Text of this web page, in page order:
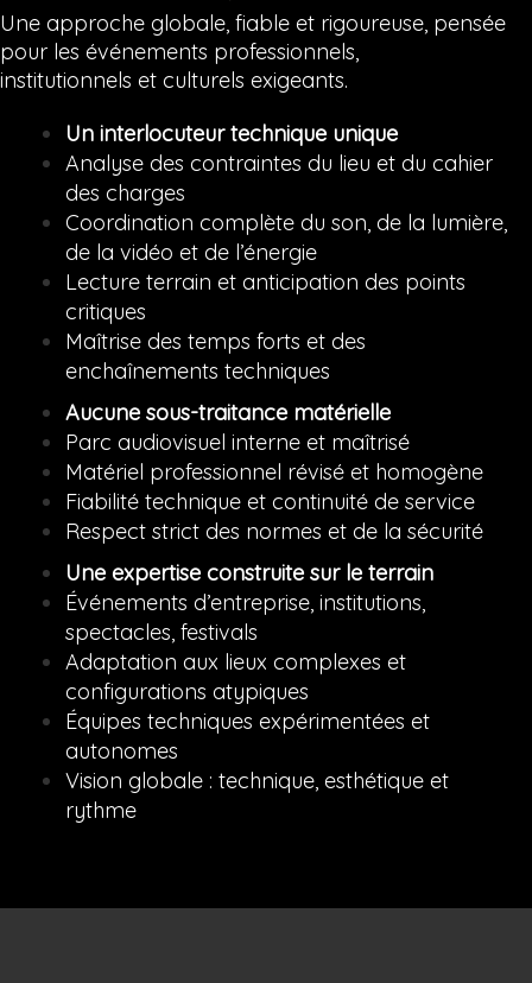
Une approche globale, fiable et rigoureuse, pensée
pour les événements professionnels,
institutionnels et culturels exigeants.
Un interlocuteur technique unique
Analyse des contraintes du lieu et du cahier
des charges
Coordination complète du son, de la lumière,
de la vidéo et de l’énergie
Lecture terrain et anticipation des points
critiques
Maîtrise des temps forts et des
enchaînements techniques
Aucune sous-traitance matérielle
Parc audiovisuel interne et maîtrisé
Matériel professionnel révisé et homogène
Fiabilité technique et continuité de service
Respect strict des normes et de la sécurité
Une expertise construite sur le terrain
Événements d’entreprise, institutions,
spectacles, festivals
Adaptation aux lieux complexes et
configurations atypiques
Équipes techniques expérimentées et
autonomes
Vision globale : technique, esthétique et
rythme